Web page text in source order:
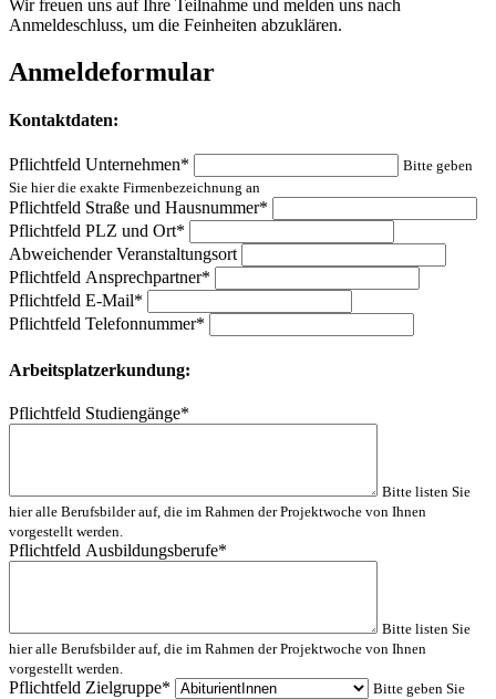
Wir freuen uns auf Ihre Teilnahme und melden uns nach
Anmeldeschluss, um die Feinheiten abzuklären.
Anmeldeformular
Kontaktdaten:
Pflichtfeld Unternehmen*
Bitte geben
Sie hier die exakte Firmenbezeichnung an
Pflichtfeld Straße und Hausnummer*
Pflichtfeld PLZ und Ort*
Abweichender Veranstaltungsort
Pflichtfeld Ansprechpartner*
Pflichtfeld E-Mail*
Pflichtfeld Telefonnummer*
Arbeitsplatzerkundung:
Pflichtfeld Studiengänge*
Bitte listen Sie
hier alle Berufsbilder auf, die im Rahmen der Projektwoche von Ihnen
vorgestellt werden.
Pflichtfeld Ausbildungsberufe*
Bitte listen Sie
hier alle Berufsbilder auf, die im Rahmen der Projektwoche von Ihnen
vorgestellt werden.
Pflichtfeld Zielgruppe*
Bitte geben Sie